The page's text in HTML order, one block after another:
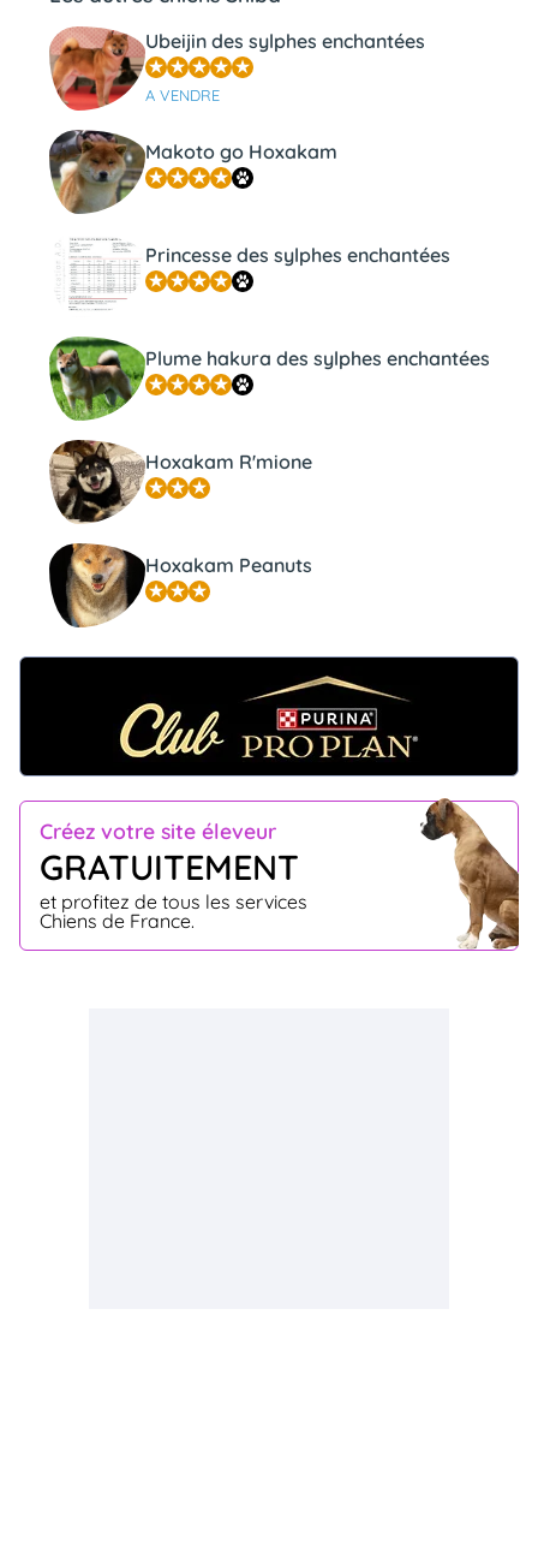
Créez votre site éleveur
GRATUITEMENT
et profitez de tous les services
Chiens de France.
Ubeijin des sylphes enchantées
A VENDRE
Makoto go Hoxakam
Princesse des sylphes enchantées
Plume hakura des sylphes enchantées
Hoxakam R'mione
Hoxakam Peanuts